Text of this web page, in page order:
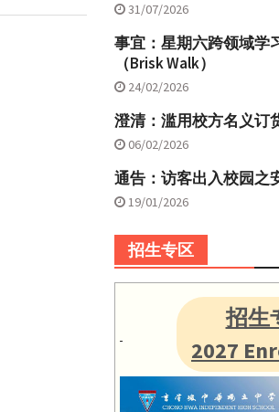
31/07/2026
事宜：星期六跨领域学
（Brisk Walk）
24/02/2026
澄清：滥用校方名义订
06/02/2026
通告：访客出入校园之
19/01/2026
招生专区
招生
2027